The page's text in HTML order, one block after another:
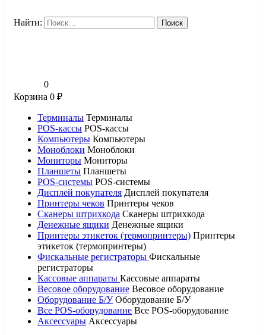
Найти:
0
Корзина 0 ₽
Терминалы Терминалы
POS-кассы POS-кассы
Компьютеры Компьютеры
Моноблоки Моноблоки
Мониторы Мониторы
Планшеты Планшеты
POS-системы POS-системы
Дисплей покупателя Дисплей покупателя
Принтеры чеков Принтеры чеков
Сканеры штрихкода Сканеры штрихкода
Денежные ящики Денежные ящики
Принтеры этикеток (термопринтеры) Принтеры
этикеток (термопринтеры)
Фискальные регистраторы Фискальные
регистраторы
Кассовые аппараты Кассовые аппараты
Весовое оборудование Весовое оборудование
Оборудование Б/У Оборудование Б/У
Все POS-оборудование Все POS-оборудование
Аксессуары Аксессуары